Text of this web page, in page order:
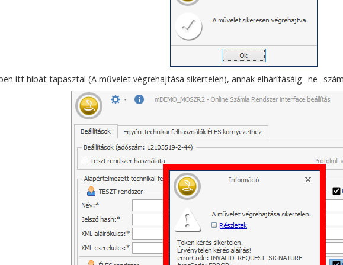
itt hibát tapasztal (A művelet végrehajtása sikertelen), annak elhárításáig _ne_